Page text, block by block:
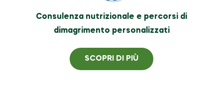
Consulenza nutrizionale e percorsi di
dimagrimento personalizzati
SCOPRI DI PIÙ